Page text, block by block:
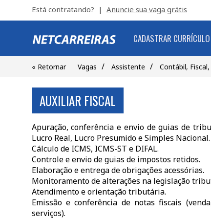
Está contratando? | Anuncie sua vaga grátis
CADASTRAR CURRÍCULO
« Retornar Vagas / Assistente / Contábil,
AUXILIAR FISCAL
Apuração, conferência e envio de guias de
Lucro Real, Lucro Presumido e Simples Nacional.
Cálculo de ICMS, ICMS-ST e DIFAL.
Controle e envio de guias de impostos retidos.
Elaboração e entrega de obrigações acessórias.
Monitoramento de alterações na legislação
Atendimento e orientação tributária.
Emissão e conferência de notas fiscais
serviços).